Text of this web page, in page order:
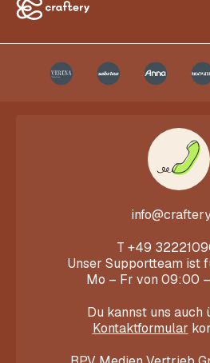
T +49
Unser Supportteam ist
Mo – Fr von 09:00
Du kannst uns auch
Kontaktformular